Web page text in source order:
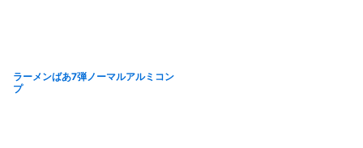
ラーメンばあ7弾ノーマルアルミコン
プ